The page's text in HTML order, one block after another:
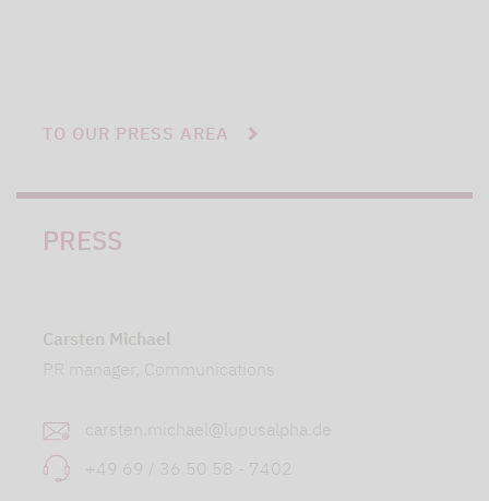
TO OUR PRESS AREA
PRESS
Carsten Michael
PR manager, Communications
carsten.michael@lupusalpha.de
+49 69 / 36 50 58 - 7402